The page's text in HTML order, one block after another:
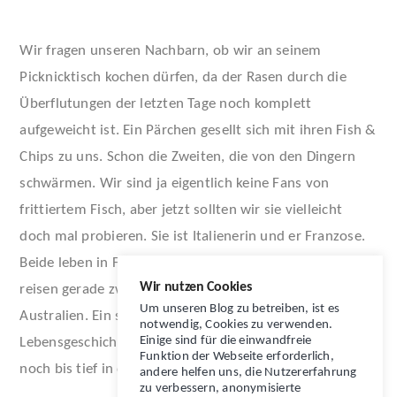
Wir fragen unseren Nachbarn, ob wir an seinem
Picknicktisch kochen dürfen, da der Rasen durch die
Überflutungen der letzten Tage noch komplett
aufgeweicht ist. Ein Pärchen gesellt sich mit ihren Fish &
Chips zu uns. Schon die Zweiten, die von den Dingern
schwärmen. Wir sind ja eigentlich keine Fans von
frittiertem Fisch, aber jetzt sollten wir sie vielleicht
doch mal probieren. Sie ist Italienerin und er Franzose.
Beide leben in Frankreich in einem Camperbus und
reisen gerade zwei Jahre lang durch Neuseeland und
Australien. Ein supernettes Paar mit einer interessanten
Lebensgeschichte… Wir trinken Wein und quatschen
noch bis tief in die Nacht mit ihnen.
Wir nutzen Cookies
Um unseren Blog zu betreiben, ist es
notwendig, Cookies zu verwenden.
Einige sind für die einwandfreie
Funktion der Webseite erforderlich,
andere helfen uns, die Nutzererfahrung
zu verbessern, anonymisierte